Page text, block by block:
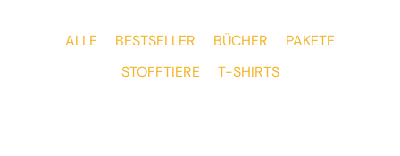
ALLE BESTSELLER BÜCHER
PAKETE
STOFFTIERE
T-SHIRTS